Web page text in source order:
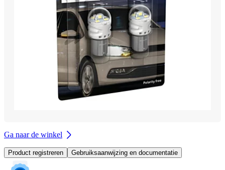
Ga naar de winkel
Product registreren Gebruiksaanwijzing en documentatie